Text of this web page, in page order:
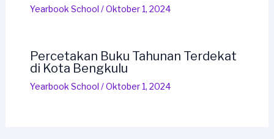
Yearbook School /Oktober 1, 2024
Percetakan Buku Tahunan Terdekat
di Kota Bengkulu
Yearbook School /Oktober 1, 2024